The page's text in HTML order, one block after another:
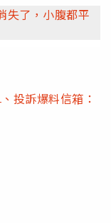
失了，小腹都平
、投訴爆料信箱：